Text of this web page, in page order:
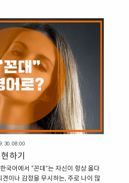
night for the test.” (그녀는 시험을
2. Mug Up 주로 시험을 위해 단시간
의미합니다. 영국식 표현입니
30. 08:00
하기
국어에서 “꼰대”는 자신이 항상 옳다
이나 감정을 무시하는, 주로 나이 많